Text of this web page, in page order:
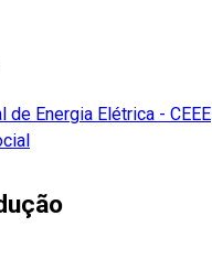
de Energia Elétrica - CEEE